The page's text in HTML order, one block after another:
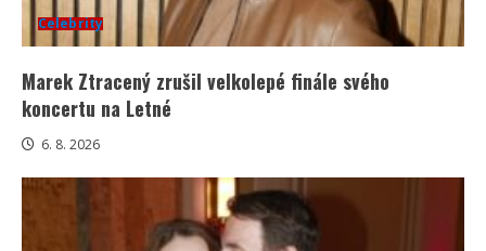
Celebrity
Marek Ztracený zrušil velkolepé finále svého
koncertu na Letné
6. 8. 2026